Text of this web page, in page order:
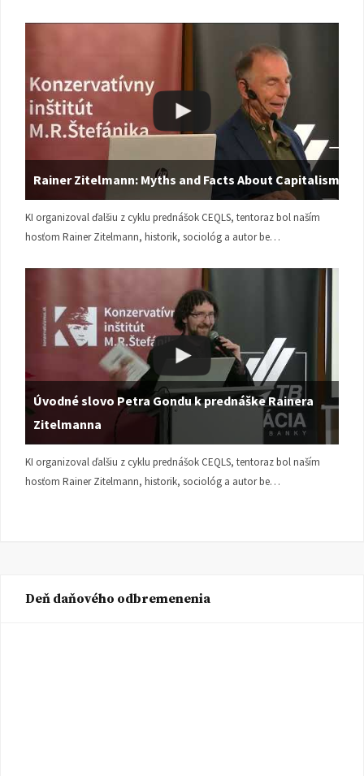
Rainer Zitelmann: Myths and Facts About Capitalism
KI organizoval ďalšiu z cyklu prednášok CEQLS, tentoraz bol naším
hosťom Rainer Zitelmann, historik, sociológ a autor be…
Úvodné slovo Petra Gondu k prednáške Rainera
Zitelmanna
KI organizoval ďalšiu z cyklu prednášok CEQLS, tentoraz bol naším
hosťom Rainer Zitelmann, historik, sociológ a autor be…
Deň daňového odbremenenia